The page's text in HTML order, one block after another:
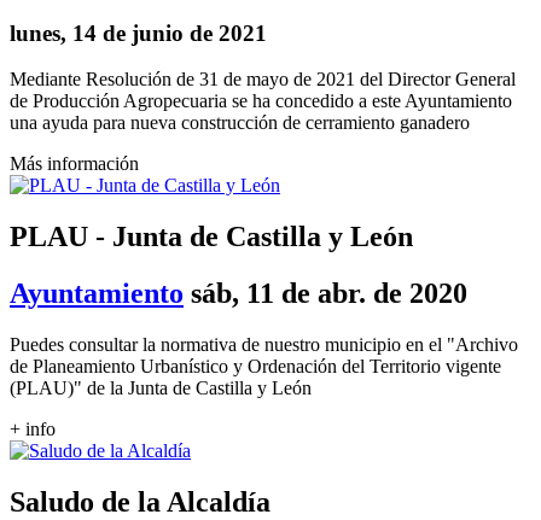
lunes, 14 de junio de 2021
Mediante Resolución de 31 de mayo de 2021 del Director General
de Producción Agropecuaria se ha concedido a este Ayuntamiento
una ayuda para nueva construcción de cerramiento ganadero
Más información
PLAU - Junta de Castilla y León
Ayuntamiento sáb, 11 de abr. de 2020
Puedes consultar la normativa de nuestro municipio en el "Archivo
de Planeamiento Urbanístico y Ordenación del Territorio vigente
(PLAU)" de la Junta de Castilla y León
+ info
Saludo de la Alcaldía